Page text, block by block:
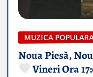
MUZICA
Noua Piesă,
Vineri Ora